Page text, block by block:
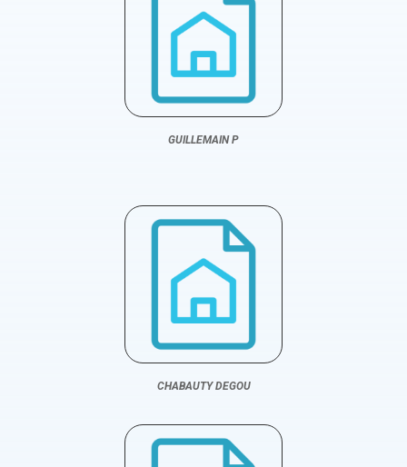
GUILLEMAIN P
CHABAUTY DEGOU